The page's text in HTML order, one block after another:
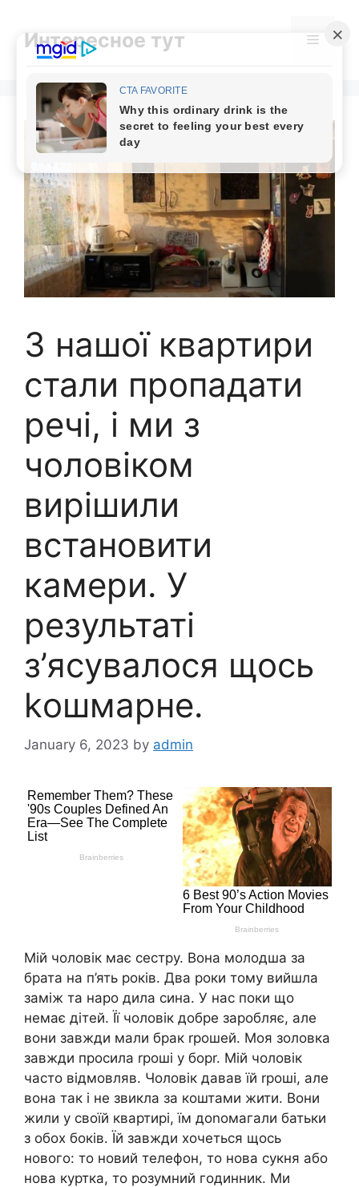
contentИнтересное тут Menu
З нашої квартири
стали пропадати
речі, і ми з
чоловіком
вирішили
встановити
камери. У
результаті
з’ясувалося щось
kошмарне.
January 6, 2023 by admin
Мій чоловік має сестру. Вона молодша за
брата на п’ять років. Два роки тому вийшла
заміж та наро дила сина. У нас поки що
немає дітей. Її чоловік добре заробляє, але
вони завжди мали брак rрошей. Моя золовка
завжди просила rроші у борr. Мій чоловік
часто відмовляв. Чоловік давав їй rроші, але
вона так і не звикла за коштами жити. Вони
жили у своїй квартирі, їм доnомагали батьки
з обох боків. Їй завжди хочеться щось
нового: то новий телефон, то нова сукня або
нова куртка, то розумний годинник. Ми